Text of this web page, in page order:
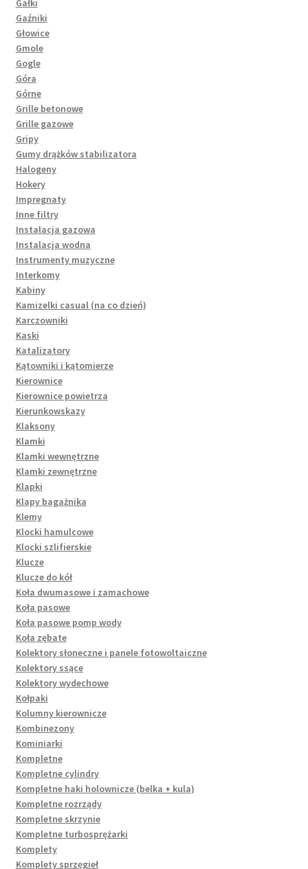
Gaźniki
Głowice
Gmole
Gogle
Góra
Górne
Grille betonowe
Grille gazowe
Gripy
Gumy drążków stabilizatora
Halogeny
Hokery
Impregnaty
Inne filtry
Instalacja gazowa
Instalacja wodna
Instrumenty muzyczne
Interkomy
Kabiny
Kamizelki casual (na co dzień)
Karczowniki
Kaski
Katalizatory
Kątowniki i kątomierze
Kierownice
Kierownice powietrza
Kierunkowskazy
Klaksony
Klamki
Klamki wewnętrzne
Klamki zewnętrzne
Klapki
Klapy bagażnika
Klemy
Klocki hamulcowe
Klocki szlifierskie
Klucze
Klucze do kół
Koła dwumasowe i zamachowe
Koła pasowe
Koła pasowe pomp wody
Koła zębate
Kolektory słoneczne i panele fotowoltaiczne
Kolektory ssące
Kolektory wydechowe
Kołpaki
Kolumny kierownicze
Kombinezony
Kominiarki
Kompletne
Kompletne cylindry
Kompletne haki holownicze (belka + kula)
Kompletne rozrządy
Kompletne skrzynie
Kompletne turbosprężarki
Komplety
Komplety sprzęgieł